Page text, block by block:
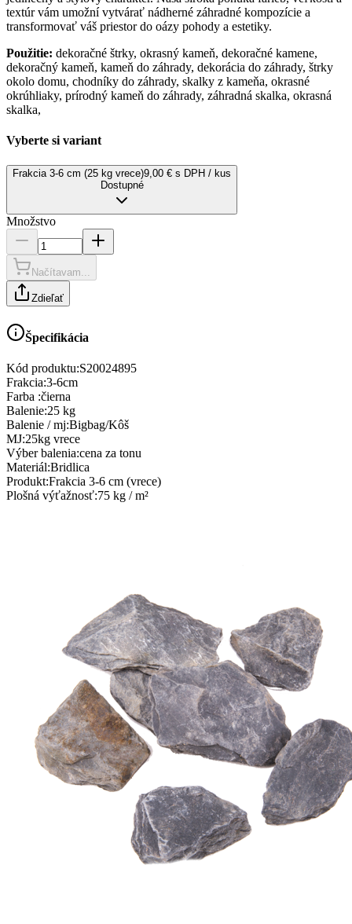
textúr vám umožní vytvárať nádherné záhradné kompozície a
transformovať váš priestor do oázy pohody a estetiky.
Použitie: dekoračné štrky, okrasný kameň, dekoračné kamene,
dekoračný kameň, kameň do záhrady, dekorácia do záhrady, štrky
okolo domu, chodníky do záhrady, skalky z kameňa, okrasné
okrúhliaky, prírodný kameň do záhrady, záhradná skalka, okrasná
skalka,
Vyberte si variant
Frakcia 3-6 cm (25 kg vrece)9,00 € s DPH / kus
Dostupné
Množstvo
Načítavam...
Zdieľať
Špecifikácia
Kód produktu:S20024895
Frakcia:3-6cm
Farba :čierna
Balenie:25 kg
Balenie / mj:Bigbag/Kôš
MJ:25kg vrece
Výber balenia:cena za tonu
Materiál:Bridlica
Produkt:Frakcia 3-6 cm (vrece)
Plošná výťažnosť:75 kg / m²